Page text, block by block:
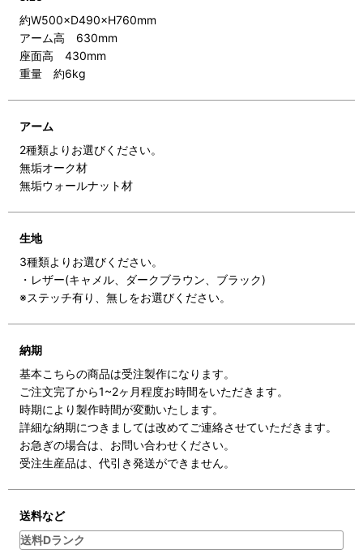
約W500×D490×H760mm
アーム高 630mm
座面高 430mm
重量 約6kg
アーム
2種類よりお選びください。
無垢オーク材
無垢ウォールナット材
生地
3種類よりお選びください。
・レザー(キャメル、ダークブラウン、ブラック)
※ステッチ有り、無しをお選びください。
納期
基本こちらの商品は受注製作になります。
ご注文完了から1~2ヶ月程度お時間をいただきます。
時期により製作時間が変動いたします。
詳細な納期につきましては改めてご連絡させていただきます。
お急ぎの場合は、お問い合わせください。
受注生産品は、代引き発送ができません。
送料など
送料Dランク